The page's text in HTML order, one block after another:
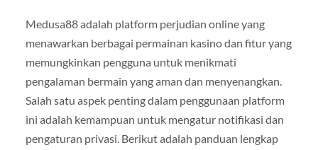
Medusa88 adalah platform perjudian online yang
menawarkan berbagai permainan kasino dan fitur yang
memungkinkan pengguna untuk menikmati
pengalaman bermain yang aman dan menyenangkan.
Salah satu aspek penting dalam penggunaan platform
ini adalah kemampuan untuk mengatur notifikasi dan
pengaturan privasi. Berikut adalah panduan lengkap